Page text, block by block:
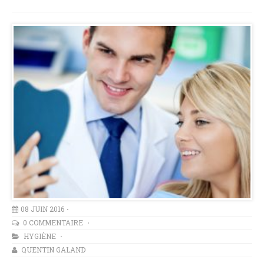
08 JUIN 2016
0 COMMENTAIRE
HYGIÈNE
QUENTIN GALAND